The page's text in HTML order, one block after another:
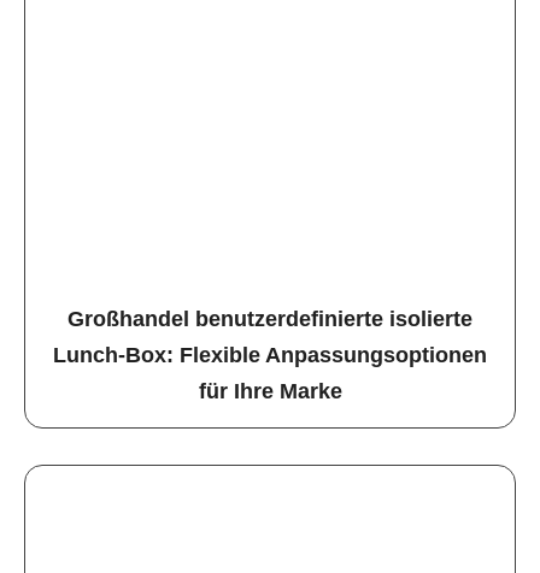
Großhandel benutzerdefinierte isolierte
Lunch-Box: Flexible Anpassungsoptionen
für Ihre Marke